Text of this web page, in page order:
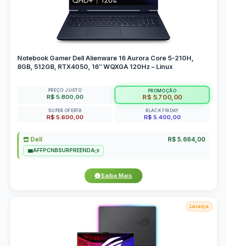
Notebook Gamer Dell Alienware 16 Aurora Core 5-210H,
8GB, 512GB, RTX4050, 16″ WQXGA 120Hz – Linux
PREÇO JUSTO
R$ 5.800,00
PROMOÇÃO
R$ 5.700,00
SUPER OFERTA
R$ 5.600,00
BLACK FRIDAY
R$ 5.400,00
Dell R$ 5.664,00
AFFPCNBSURPREENDA
Saiba Mais
Laranja